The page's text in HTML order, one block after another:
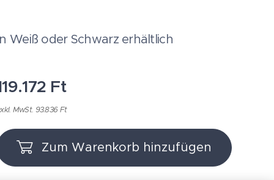
Weiß oder Schwarz erhältlich
Ft
MwSt. 93.836 Ft
Zum Warenkorb hinzufügen